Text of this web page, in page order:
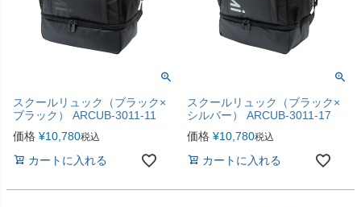
スクールリュック（ブラック×
ブラック） ARCUB-3011-11
価格 ¥10,780税込
カートに入れる
スクールリュック（ブラック×
シルバー） ARCUB-3011-17
価格 ¥10,780税込
カートに入れる